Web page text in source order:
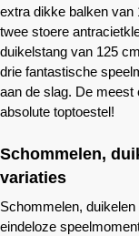
extra dikke balken van
twee stoere
duikelstang van 125
drie fantastische
aan de slag. De meest
absolute toptoestel!
Schommelen,
variaties
Schommelen, duikelen
eindeloze